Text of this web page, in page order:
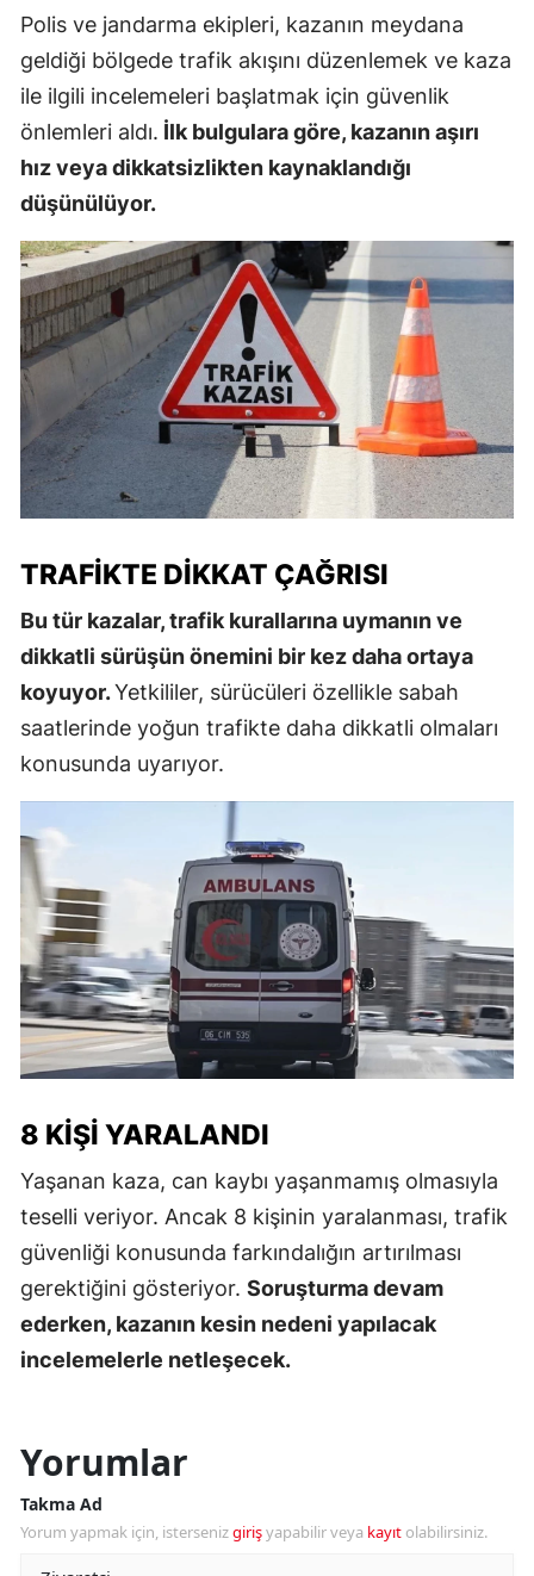
Polis ve jandarma ekipleri, kazanın meydana
geldiği bölgede trafik akışını düzenlemek ve kaza
ile ilgili incelemeleri başlatmak için güvenlik
önlemleri aldı. İlk bulgulara göre, kazanın aşırı
hız veya dikkatsizlikten kaynaklandığı
düşünülüyor.
TRAFIKTE DIKKAT ÇAĞRISI
Bu tür kazalar, trafik kurallarına uymanın ve
dikkatli sürüşün önemini bir kez daha ortaya
koyuyor.Yetkililer, sürücüleri özellikle sabah
saatlerinde yoğun trafikte daha dikkatli olmaları
konusunda uyarıyor.
8 KIŞI YARALANDI
Yaşanan kaza, can kaybı yaşanmamış olmasıyla
teselli veriyor. Ancak 8 kişinin yaralanması, trafik
güvenliği konusunda farkındalığın artırılması
gerektiğini gösteriyor. Soruşturma devam
ederken, kazanın kesin nedeni yapılacak
incelemelerle netleşecek.
Yorumlar
Takma Ad
Yorum yapmak için, istersenizgirişyapabilir veya kayıt olabilirsiniz.